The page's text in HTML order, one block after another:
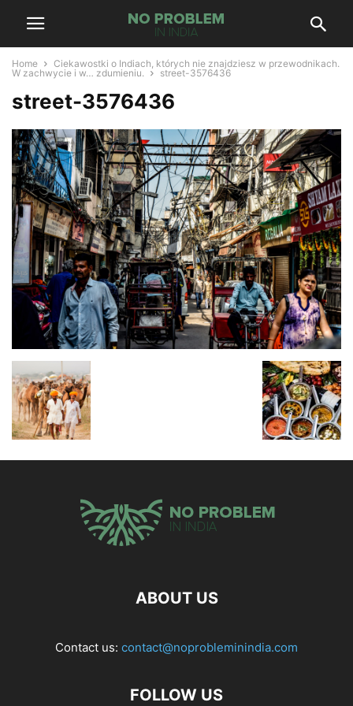
Home
Ciekawostki o Indiach, których nie znajdziesz w przewodnikach.
W zachwycie i w… zdumieniu.
street-3576436
street-3576436
ABOUT US
Contact us: contact@noprobleminindia.com
FOLLOW US